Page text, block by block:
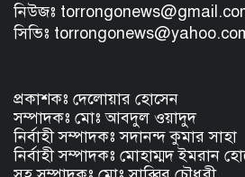
নিউজঃ
সিভিঃ
প্রকাশকঃ দেলোয়ার হোসেন
সম্পাদকঃ মোঃ আবদুল ওয়াদুদ
নির্বাহী সম্পাদকঃ সদানন্দ কুমার সাহা
নির্বাহী সম্পাদকঃ মোহাম্মদ ইমরান